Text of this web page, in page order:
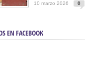
10 marzo 2026 0
EN FACEBOOK